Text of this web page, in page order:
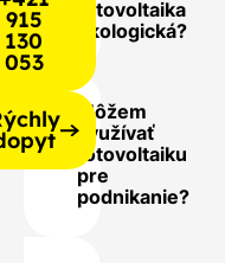
fotovoltaika
ekologická?
Môžem
využívať
fotovoltaiku
pre
podnikanie?
915
130
053